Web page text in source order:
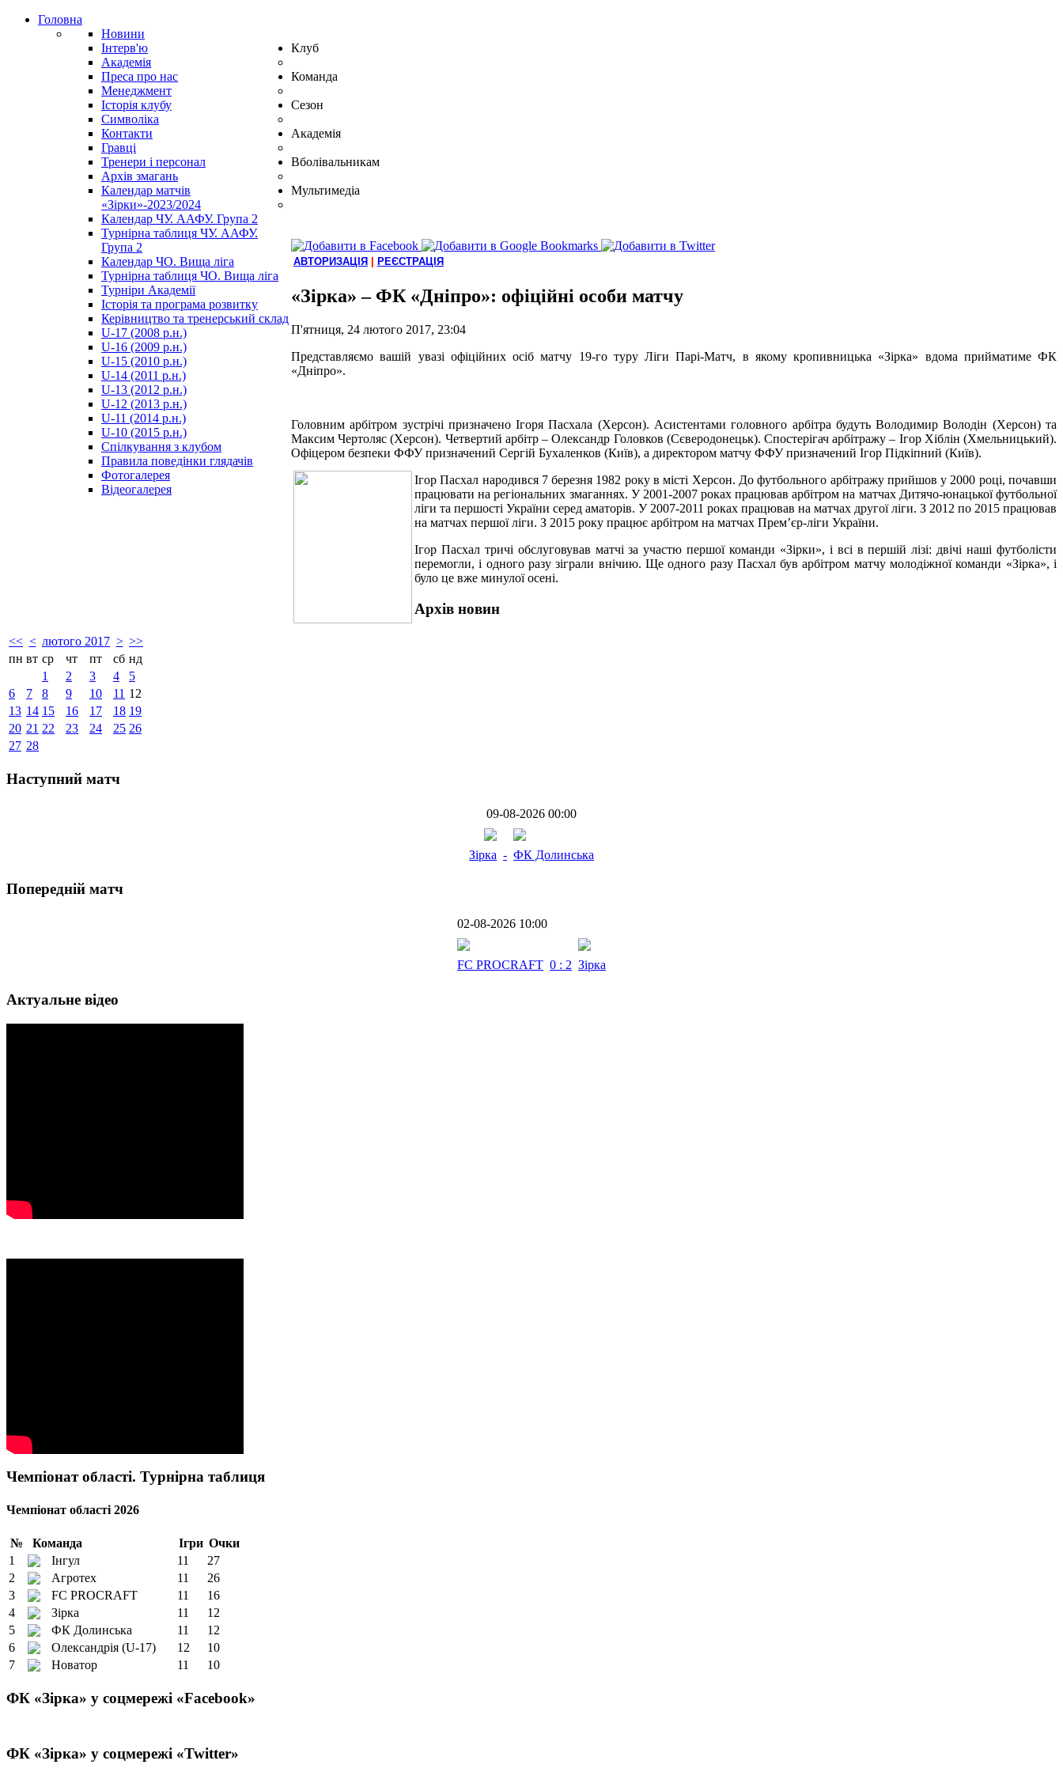
Головна
Новини
Інтерв'ю
Академія
Преса про нас
Клуб
Менеджмент
Історія клубу
Символіка
Контакти
Команда
Гравці
Тренери і персонал
Архів змагань
Сезон
Календар матчів
«Зірки»-2023/2024
Календар ЧУ. ААФУ. Група 2
Турнірна таблиця ЧУ. ААФУ.
Група 2
Календар ЧО. Вища ліга
Турнірна таблиця ЧО. Вища ліга
Академія
Турніри Академії
Історія та програма розвитку
Керівництво та тренерський склад
U-17 (2008 р.н.)
U-16 (2009 р.н.)
U-15 (2010 р.н.)
U-14 (2011 р.н.)
U-13 (2012 р.н.)
U-12 (2013 р.н.)
U-11 (2014 р.н.)
U-10 (2015 р.н.)
Вболівальникам
Спілкування з клубом
Правила поведінки глядачів
Мультимедіа
Фотогалерея
Відеогалерея
АВТОРИЗАЦІЯ РЕЄСТРАЦІЯ
«Зірка» – ФК «Дніпро»: офіційні особи матчу
П'ятниця, 24 лютого 2017, 23:04
Представляємо вашій увазі офіційних осіб матчу 19-го туру Ліги Парі-Матч, в якому кропивницька «Зірка» вдома прийматиме ФК
«Дніпро».
Головним арбітром зустрічі призначено Ігоря Пасхала (Херсон). Асистентами головного арбітра будуть Володимир Володін (Херсон) та
Максим Чертоляс (Херсон). Четвертий арбітр – Олександр Головков (Сєверодонецьк). Спостерігач арбітражу – Ігор Хіблін (Хмельницький).
Офіцером безпеки ФФУ призначений Сергій Бухаленков (Київ), а директором матчу ФФУ призначений Ігор Підкіпний (Київ).
Ігор Пасхал народився 7 березня 1982 року в місті Херсон. До футбольного арбітражу прийшов у 2000 році, почавши
працювати на регіональних змаганнях. У 2001-2007 роках працював арбітром на матчах Дитячо-юнацької футбольної
ліги та першості України серед аматорів. У 2007-2011 роках працював на матчах другої ліги. З 2012 по 2015 працював
на матчах першої ліги. З 2015 року працює арбітром на матчах Прем’єр-ліги України.
Ігор Пасхал тричі обслуговував матчі за участю першої команди «Зірки», і всі в першій лізі: двічі наші футболісти
перемогли, і одного разу зіграли внічию. Ще одного разу Пасхал був арбітром матчу молодіжної команди «Зірка», і
було це вже минулої осені.
Архів новин
<< < лютого 2017 > >>
пн вт ср чт пт сб нд
1
2 3 4
5
6
7 8 9 10 11 12
13 14 15 16 17 18 19
20 21 22 23 24 25 26
27 28
Наступний матч
09-08-2026 00:00
Зірка - ФК Долинська
Попередній матч
02-08-2026 10:00
FC PROCRAFT 0 : 2 Зірка
Актуальне відео
Чемпіонат області. Турнірна таблиця
Чемпіонат області 2026
№ Команда Ігри Очки
1
Інгул 11
27
2
Агротех 11
26
3
FC PROCRAFT 11
16
4
Зірка 11
12
5
ФК Долинська 11
12
6
Олександрія (U-17) 12
10
7
Новатор 11 10
ФК «Зірка» у соцмережі «Facebook»
ФК «Зірка» у соцмережі «Twitter»